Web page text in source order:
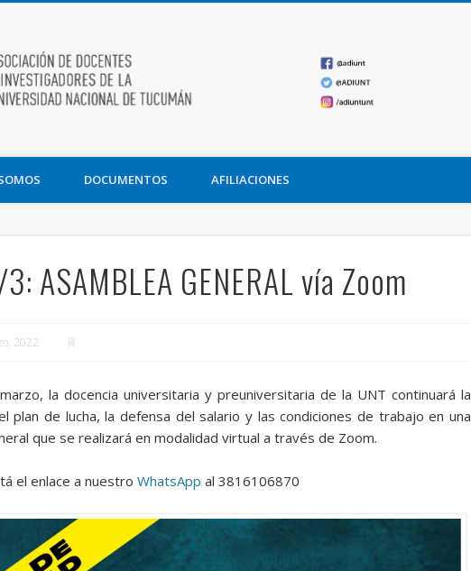
de la UNT y la Fundación Miguel Lillo
DOCUMENTOS AFILIACIONES
3: ASAMBLEA GENERAL vía Zoom
2022
la docencia universitaria y preuniversitaria de la UNT continuará la
plan de lucha, la defensa del salario y las condiciones de trabajo en una
que se realizará en modalidad virtual a través de Zoom.
el enlace a nuestroWhatsAppal 3816106870